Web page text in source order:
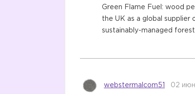
Green Flame Fuel: wood
the UK as a global
sustainably-managed
webstermalcom51 02